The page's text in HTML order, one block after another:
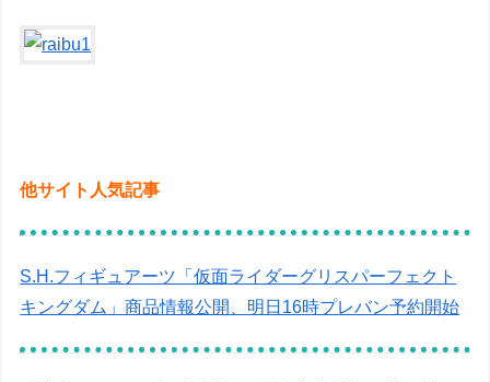
他サイト人気記事
S.H.フィギュアーツ「仮面ライダーグリスパーフェクト
キングダム」商品情報公開、明日16時プレバン予約開始